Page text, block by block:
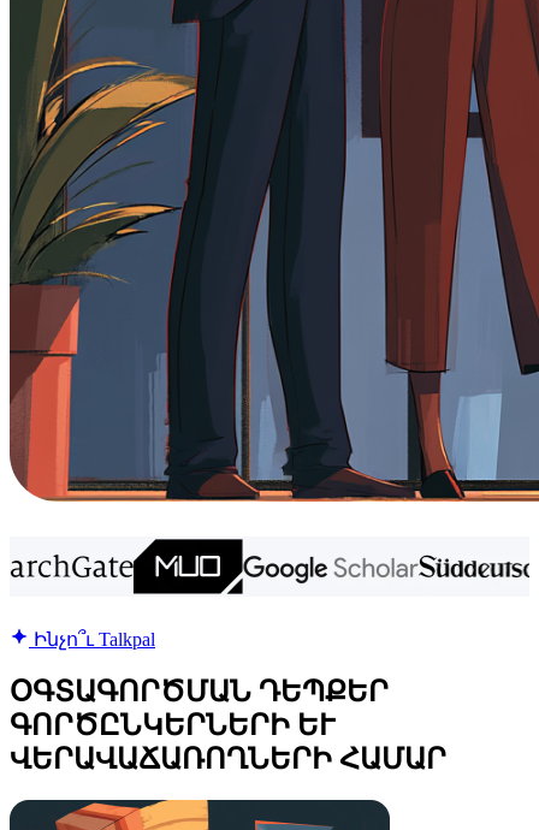
Ինչո՞ւ Talkpal
ՕԳՏԱԳՈՐԾՄԱՆ ԴԵՊՔԵՐ
ԳՈՐԾԸՆԿԵՐՆԵՐԻ ԵՒ
ՎԵՐԱՎԱՃԱՌՈՂՆԵՐԻ ՀԱՄԱՐ